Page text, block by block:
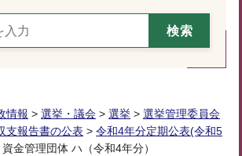
情報 > 選挙・議会 > 選挙 > 選挙管理委員会
支報告書の公表 > 令和4年分定期公表(令和5
資金管理団体 ハ（令和4年分）